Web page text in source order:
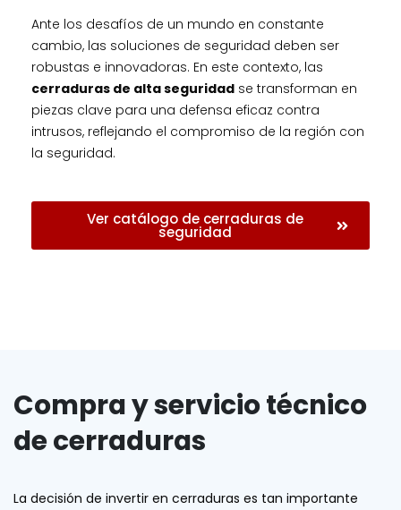
Ante los desafíos de un mundo en constante
cambio, las soluciones de seguridad deben ser
robustas e innovadoras. En este contexto, las
cerraduras de alta seguridad se transforman en
piezas clave para una defensa eficaz contra
intrusos, reflejando el compromiso de la región con
la seguridad.
Ver catálogo de cerraduras de
seguridad
Compra y servicio técnico
de cerraduras
La decisión de invertir en cerraduras es tan importante